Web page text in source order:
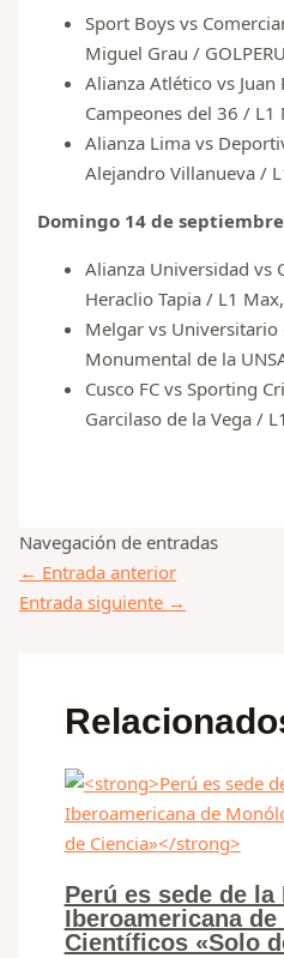
Sport Boys vs
Miguel Grau /
Alianza Atlético vs
Campeones del 36 / L1
Alianza Lima vs
Alejandro Villanueva /
Domingo 14 de septiembre
Alianza Universidad vs
Heraclio Tapia / L1
Melgar vs
Monumental de la
Cusco FC vs Sporting
Garcilaso de la Vega /
Navegación de entradas
← Entrada anterior
Entrada siguiente →
Perú es sede de la
Iberoamericana
Científicos «Solo